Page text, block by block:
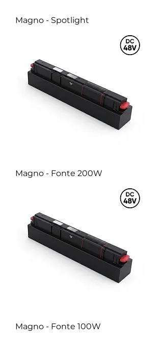
Magno - Spotlight
Magno - Fonte 200W
Magno - Fonte 100W